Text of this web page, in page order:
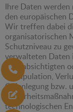
Ihre Daten
den europäischen
Wir treffen dabei
organisatorischen
Schutzniveau zu
verwalteten Daten
unbeabsichtigten
Manipulation,
Offenlegung bzw.
technologischen